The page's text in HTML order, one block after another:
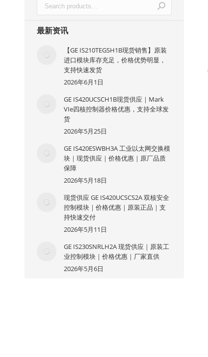
最新资讯
【GE IS210TEGSH1B现货销售】原装
进口模块库存充足，价格优势明显，
支持快速发货
2026年6月1日
GE IS420UCSCH1B现货供应｜Mark
VIe四核控制器价格优惠，支持全球发
货
2026年5月25日
GE IS420ESWBH3A 工业以太网交换模
块｜现货供应｜价格优惠｜原厂品质
保障
2026年5月18日
现货供应 GE IS420UCSCS2A 双核安全
控制模块｜价格优惠｜原装正品｜支
持快速交付
2026年5月11日
GE IS230SNRLH2A 现货供应｜原装工
业控制模块｜价格优惠｜厂家直供
2026年5月6日